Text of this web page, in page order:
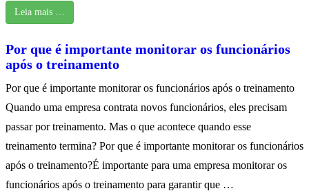
Leia mais …
Por que é importante monitorar os funcionários
após o treinamento
Por que é importante monitorar os funcionários após o treinamento
Quando uma empresa contrata novos funcionários, eles precisam
passar por treinamento. Mas o que acontece quando esse
treinamento termina? Por que é importante monitorar os funcionários
após o treinamento?É importante para uma empresa monitorar os
funcionários após o treinamento para garantir que …